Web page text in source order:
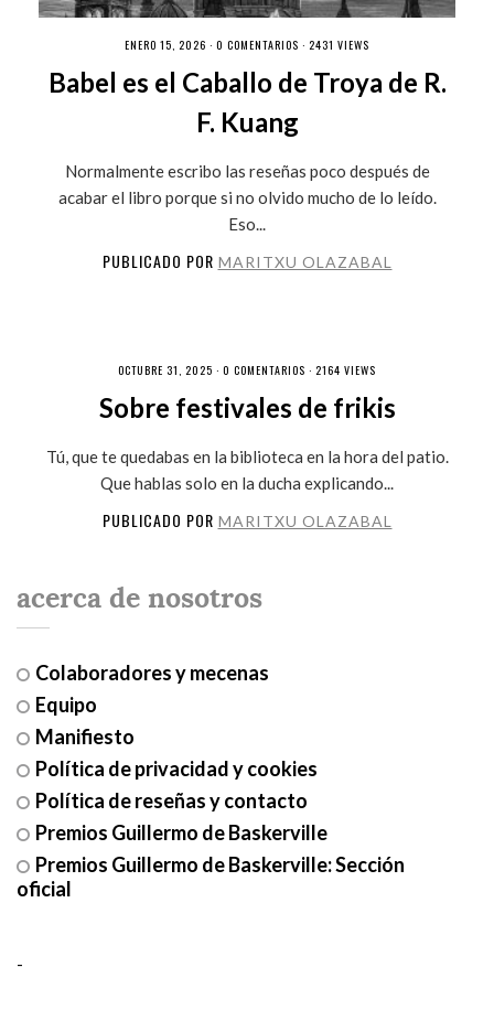
ENERO 15, 2026 · 0 COMENTARIOS · 2431 VIEWS
Babel es el Caballo de Troya de R.
F. Kuang
Normalmente escribo las reseñas poco después de
acabar el libro porque si no olvido mucho de lo leído.
Eso...
PUBLICADO POR MARITXU OLAZABAL
OCTUBRE 31, 2025 · 0 COMENTARIOS · 2164 VIEWS
Sobre festivales de frikis
Tú, que te quedabas en la biblioteca en la hora del patio.
Que hablas solo en la ducha explicando...
PUBLICADO POR MARITXU OLAZABAL
acerca de nosotros
Colaboradores y mecenas
Equipo
Manifiesto
Política de privacidad y cookies
Política de reseñas y contacto
Premios Guillermo de Baskerville
Premios Guillermo de Baskerville: Sección
oficial
-